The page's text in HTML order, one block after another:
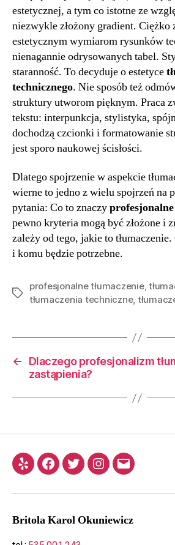
estetycznej, a tym co istotne ze
niezwykle złożony gradient. Ciężko
estetycznym wymiarom rysunków
nienagannie odrysowanych tabel.
staranność. To decyduje o estetyce
technicznego. Nie sposób też
struktury utworom pięknym. Praca
tekstu: interpunkcja, stylistyka,
dochodzą czcionki i formatowanie
jest sporo naukowej ścisłości.
Dlatego spojrzenie w aspekcie
wierne to jedno z wielu spojrzeń na
pytania: Co to znaczy
pewno kryteria mogą być złożone i
zależy od tego, jakie to
i komu będzie potrzebne.
profesjonalne tłumaczenie,
tłumaczenia techniczne,
←
Dlaczego profesjonalizm
zastąpienia?
BritolaKarol Okuniewicz